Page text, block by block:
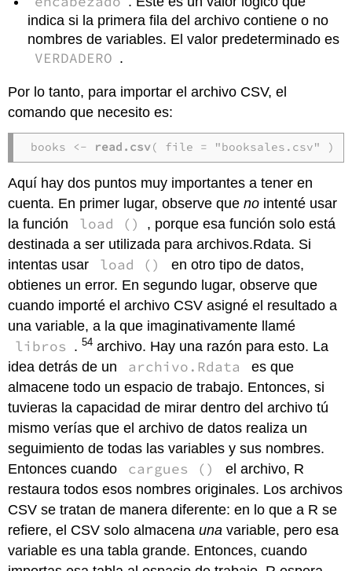
indica si la primera fila del archivo contiene o no
nombres de variables. El valor predeterminado es
VERDADERO .
Por lo tanto, para importar el archivo CSV, el
comando que necesito es:
books <- read.csv( file = "booksales.csv" )
Aquí hay dos puntos muy importantes a tener en
cuenta. En primer lugar, observe queno intenté usar
la función
load ()
, porque esa función solo está
destinada a ser utilizada para archivos.Rdata. Si
intentas usar
load ()
en otro tipo de datos,
obtienes un error. En segundo lugar, observe que
cuando importé el archivo CSV asigné el resultado a
una variable, a la que imaginativamente llamé
libros . 54archivo. Hay una razón para esto. La
idea detrás de un
archivo.Rdata
es que
almacene todo un espacio de trabajo. Entonces, si
tuvieras la capacidad de mirar dentro del archivo tú
mismo verías que el archivo de datos realiza un
seguimiento de todas las variables y sus nombres.
Entonces cuando
cargues ()
el archivo, R
restaura todos esos nombres originales. Los archivos
CSV se tratan de manera diferente: en lo que a R se
refiere, el CSV solo almacenauna variable, pero esa
variable es una tabla grande. Entonces, cuando